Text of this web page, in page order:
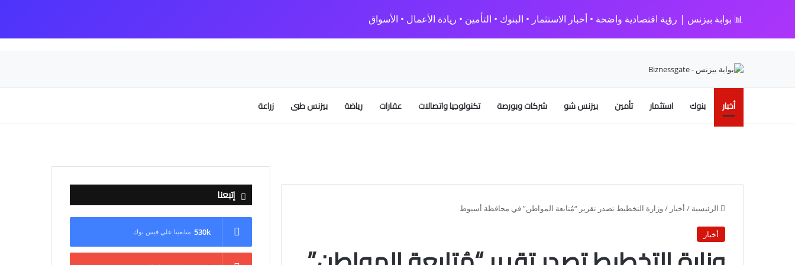
📊 بوابة بيزنس | رؤية اقتصادية واضحة • أخبار الاستثمار • البنوك • التأمين • ريادة الأعمال • الأسواق
أخبار بنوك استثمار تأمين بيزنس شو شركات وبورصة تكنولوجيا واتصالات عقارات رياضة بيزنس طبى زراعة
الرئيسية / أخبار /وزارة التخطيط تصدر تقرير “مُتابعة المواطن” في محافظة أسيوط
أخبار
إتبعنا
530k متابعينا علي فيس بوك